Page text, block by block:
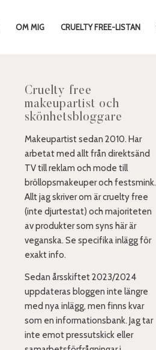
OM MIG CRUELTY FREE-LISTAN
Cruelty free
makeupartist och
skönhetsbloggare
Makeupartist sedan 2010. Har
arbetat med allt från direktsänd
TV till reklam och mode till
bröllopsmakeuper och festsmink.
Allt jag skriver om är cruelty free
(inte djurtestat) och majoriteten
av produkter som syns här är
veganska. Se specifika inlägg för
exakt info.
Sedan årsskiftet 2023/2024
uppdateras bloggen inte längre
med nya inlägg, men finns kvar
som en informationsbank. Jag tar
inte emot pressutskick eller